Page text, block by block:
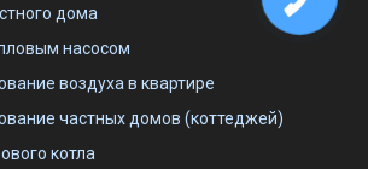
дома
насосом
воздуха в квартире
частных домов (коттеджей)
котла